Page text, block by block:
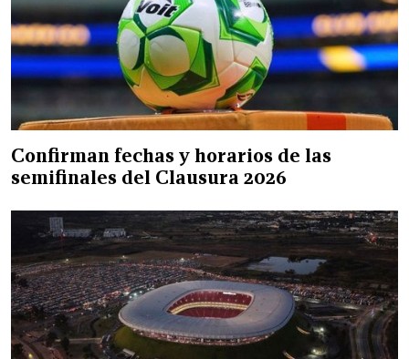
Confirman fechas y horarios de las
semifinales del Clausura 2026